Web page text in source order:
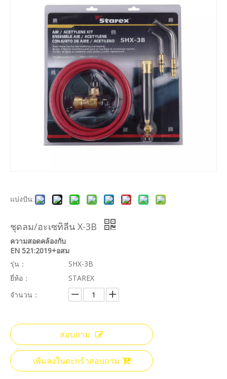
แบ่งปัน:
ชุดลม/อะเซทิลีน X-3B
ความสอดคล้องกับ
EN 521:2019+อสม
รุ่น：
SHX-3B
ยี่ห้อ：
STAREX
จำนวน：
สอบถาม
เพิ่มลงในตะกร้าสอบถาม